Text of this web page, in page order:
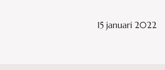
15 januari 2022